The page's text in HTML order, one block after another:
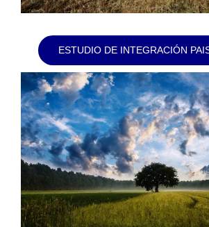
ESTUDIO DE INTEGRACIÓN